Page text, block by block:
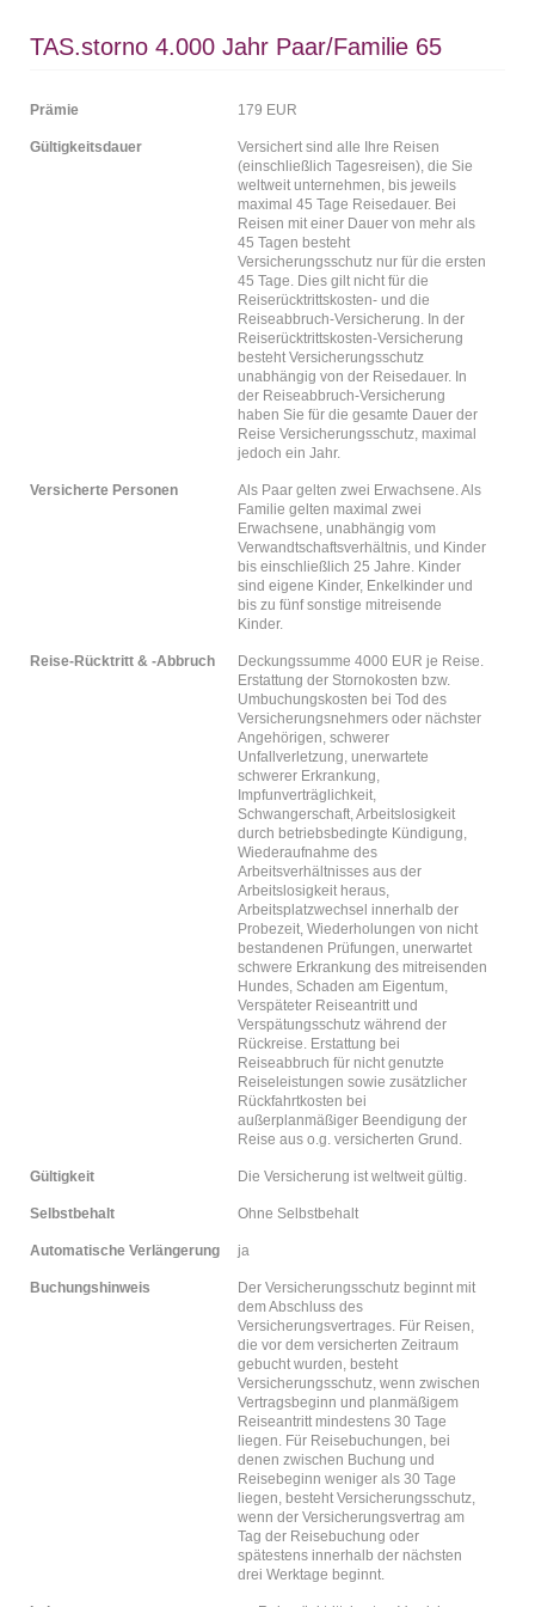
TAS.storno 4.000 Jahr Paar/Familie 65
Prämie 179 EUR
Gültigkeitsdauer
Versichert sind alle Ihre Reisen
(einschließlich Tagesreisen), die Sie
weltweit unternehmen, bis jeweils
maximal 45 Tage Reisedauer. Bei
Reisen mit einer Dauer von mehr als
45 Tagen besteht
Versicherungsschutz nur für die ersten
45 Tage. Dies gilt nicht für die
Reiserücktrittskosten- und die
Reiseabbruch-Versicherung. In der
Reiserücktrittskosten-Versicherung
besteht Versicherungsschutz
unabhängig von der Reisedauer. In
der Reiseabbruch-Versicherung
haben Sie für die gesamte Dauer der
Reise Versicherungsschutz, maximal
jedoch ein Jahr.
Versicherte Personen
Als Paar gelten zwei Erwachsene. Als
Familie gelten maximal zwei
Erwachsene, unabhängig vom
Verwandtschaftsverhältnis, und Kinder
bis einschließlich 25 Jahre. Kinder
sind eigene Kinder, Enkelkinder und
bis zu fünf sonstige mitreisende
Kinder.
Reise-Rücktritt & -Abbruch
Deckungssumme 4000 EUR je Reise.
Erstattung der Stornokosten bzw.
Umbuchungskosten bei Tod des
Versicherungsnehmers oder nächster
Angehörigen, schwerer
Unfallverletzung, unerwartete
schwerer Erkrankung,
Impfunverträglichkeit,
Schwangerschaft, Arbeitslosigkeit
durch betriebsbedingte Kündigung,
Wiederaufnahme des
Arbeitsverhältnisses aus der
Arbeitslosigkeit heraus,
Arbeitsplatzwechsel innerhalb der
Probezeit, Wiederholungen von nicht
bestandenen Prüfungen, unerwartet
schwere Erkrankung des mitreisenden
Hundes, Schaden am Eigentum,
Verspäteter Reiseantritt und
Verspätungsschutz während der
Rückreise. Erstattung bei
Reiseabbruch für nicht genutzte
Reiseleistungen sowie zusätzlicher
Rückfahrtkosten bei
außerplanmäßiger Beendigung der
Reise aus o.g. versicherten Grund.
Gültigkeit Die Versicherung ist weltweit gültig.
Selbstbehalt Ohne Selbstbehalt
Automatische Verlängerung ja
Buchungshinweis
Der Versicherungsschutz beginnt mit
dem Abschluss des
Versicherungsvertrages. Für Reisen,
die vor dem versicherten Zeitraum
gebucht wurden, besteht
Versicherungsschutz, wenn zwischen
Vertragsbeginn und planmäßigem
Reiseantritt mindestens 30 Tage
liegen. Für Reisebuchungen, bei
denen zwischen Buchung und
Reisebeginn weniger als 30 Tage
liegen, besteht Versicherungsschutz,
wenn der Versicherungsvertrag am
Tag der Reisebuchung oder
spätestens innerhalb der nächsten
drei Werktage beginnt.